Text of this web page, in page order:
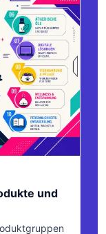
und